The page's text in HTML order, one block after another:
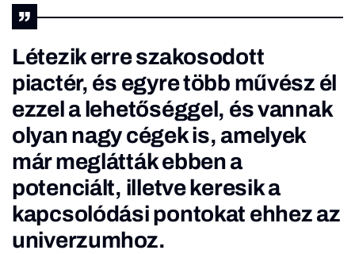
Létezik erre szakosodott
piactér, és egyre több művész él
ezzel a lehetőséggel, és vannak
olyan nagy cégek is, amelyek
már meglátták ebben a
potenciált, illetve keresik a
kapcsolódási pontokat ehhez az
univerzumhoz.